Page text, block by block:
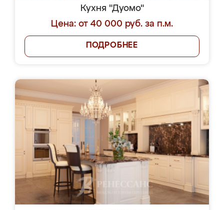
Кухня "Дуомо"
Цена: от 40 000 руб. за п.м.
ПОДРОБНЕЕ